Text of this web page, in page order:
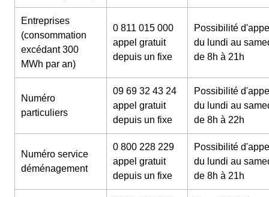
Entreprises
(consommation
excédant 300
MWh par an)
0 811 015 000
appel gratuit
depuis un fixe
Possibilité
du lundi au
de 8h à 21h
Numéro
particuliers
09 69 32 43 24
appel gratuit
depuis un fixe
Possibilité
du lundi au
de 8h à 22h
Numéro service
déménagement
0 800 228 229
appel gratuit
depuis un fixe
Possibilité
du lundi au
de 8h à 21h